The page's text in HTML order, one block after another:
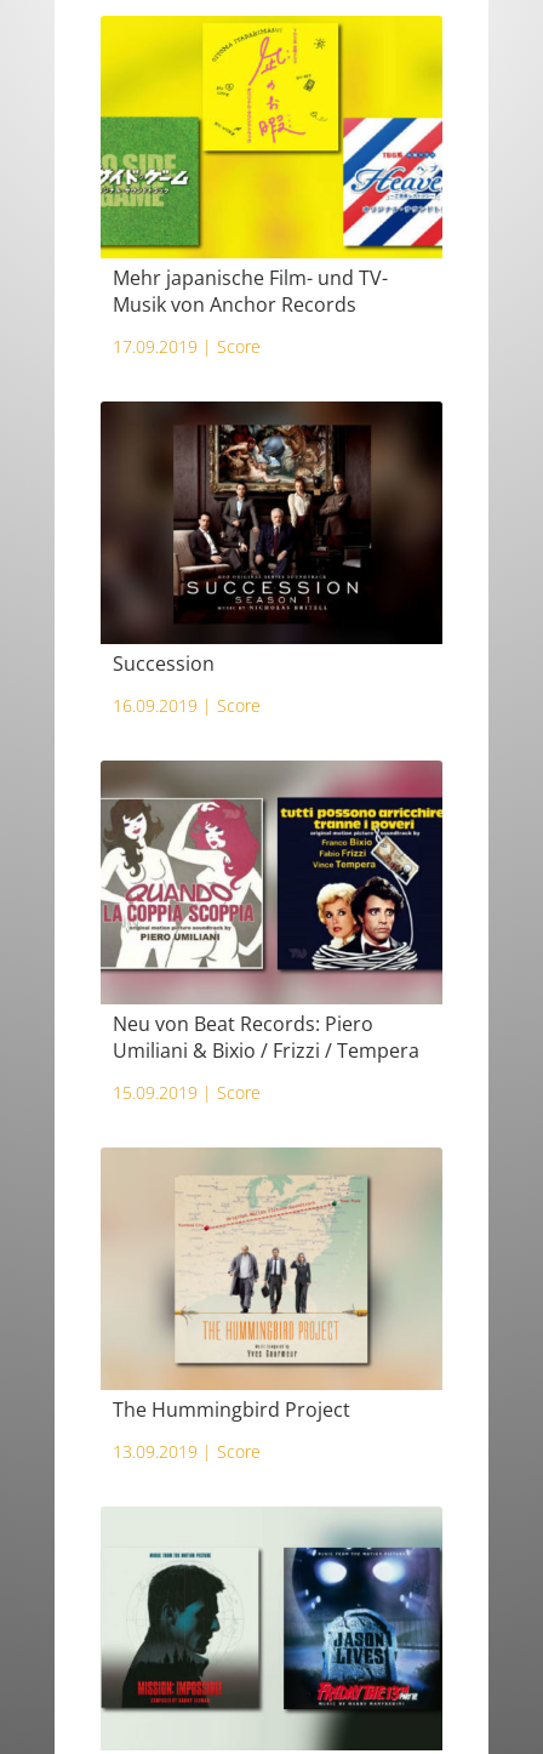
Mehr japanische Film- und TV-
Musik von Anchor Records
17.09.2019 | Score
Succession
16.09.2019 | Score
Neu von Beat Records: Piero
Umiliani & Bixio / Frizzi / Tempera
15.09.2019 | Score
The Hummingbird Project
13.09.2019 | Score